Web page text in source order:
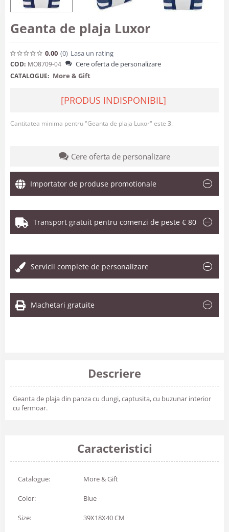
Geanta de plaja Luxor
0.00 (0) Lasa un rating
COD: MO8709-04 Cere oferta de personalizare
CATALOGUE: More & Gift
[PRODUS INDISPONIBIL]
Cantitatea minima pentru "Geanta de plaja Luxor" este 3.
Cere oferta de personalizare
Importator de produse promotionale
Transport gratuit pentru comenzi de peste € 80
Servicii complete de personalizare
Machetari gratuite
Descriere
Geanta de plaja din panza cu dungi, captusita, cu buzunar interior
cu fermoar.
Caracteristici
Catalogue: More & Gift
Color: Blue
Size: 39X18X40 CM